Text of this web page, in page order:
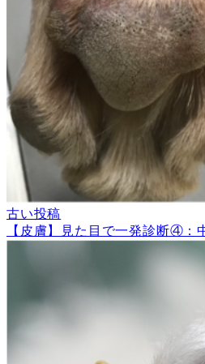
古い投稿
【皮膚】見た目で一発診断④：